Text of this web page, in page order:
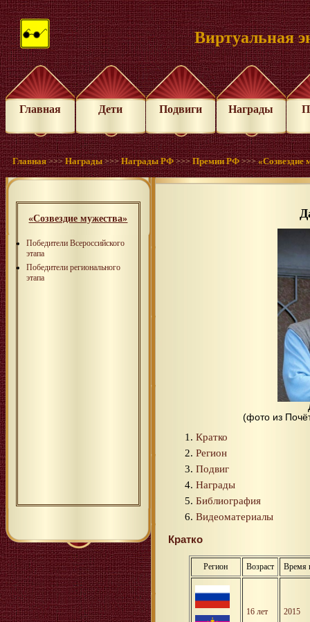
Виртуальная
Главная Дети Подвиги Награды
Главная >>>Награды >>>Награды РФ >>>Премии РФ >>>«Созвездие
«Созвездие мужества»
Победители Всероссийского
этапа
Победители регионального
этапа
(фото из
Кратко
Регион
Подвиг
Награды
Библиография
Видеоматериалы
Кратко
Регион Возраст Время
16 лет 2015